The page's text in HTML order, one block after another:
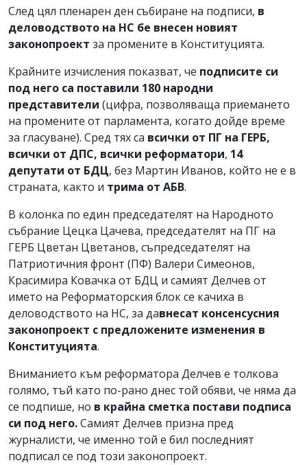
След цял пленарен ден събиране на подписи, в
деловодството на НС бе внесен новият
законопроект за промените в Конституцията.
Крайните изчисления показват, че подписите си
под него са поставили 180 народни
представители (цифра, позволяваща приемането
на промените от парламента, когато дойде време
за гласуване). Сред тях са всички от ПГ на ГЕРБ,
всички от ДПС, всички реформатори, 14
депутати от БДЦ, без Мартин Иванов, който не е в
страната, както и трима от АБВ.
В колонка по един председателят на Народното
събрание Цецка Цачева, председателят на ПГ на
ГЕРБ Цветан Цветанов, съпредседателят на
Патриотичния фронт (ПФ) Валери Симеонов,
Красимира Ковачка от БДЦ и самият Делчев от
името на Реформаторския блок се качиха в
деловодството на НС, за давнесат консенсусния
законопроект с предложените изменения в
Конституцията.
Вниманието към реформатора Делчев е толкова
голямо, тъй като по-рано днес той обяви, че няма да
се подпише, но в крайна сметка постави подписа
си под него.Самият Делчев призна пред
журналисти, че именно той е бил последният
подписал се под този законопроект.